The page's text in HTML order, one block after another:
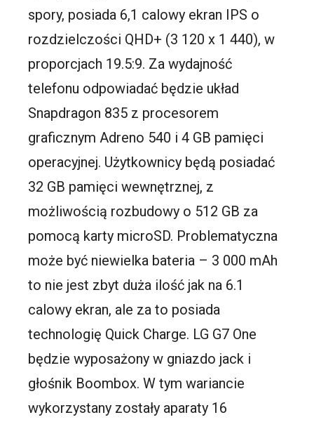
spory, posiada 6,1 calowy ekran IPS o
rozdzielczości QHD+ (3 120 x 1 440), w
proporcjach 19.5:9. Za wydajność
telefonu odpowiadać będzie układ
Snapdragon 835 z procesorem
graficznym Adreno 540 i 4 GB pamięci
operacyjnej. Użytkownicy będą posiadać
32 GB pamięci wewnętrznej, z
możliwością rozbudowy o 512 GB za
pomocą karty microSD. Problematyczna
może być niewielka bateria – 3 000 mAh
to nie jest zbyt duża ilość jak na 6.1
calowy ekran, ale za to posiada
technologię Quick Charge. LG G7 One
będzie wyposażony w gniazdo jack i
głośnik Boombox. W tym wariancie
wykorzystany zostały aparaty 16